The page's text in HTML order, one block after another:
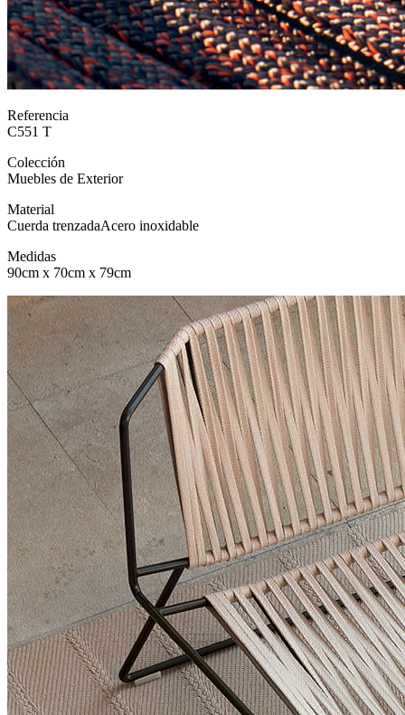
Referencia
C551 T
Colección
Muebles de Exterior
Material
Cuerda trenzadaAcero inoxidable
Medidas
90cm x 70cm x 79cm